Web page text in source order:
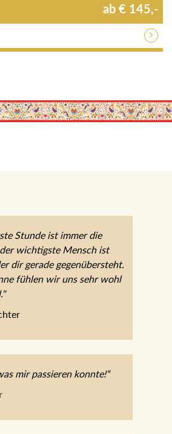
ab € 145,-
Stunde ist immer die
wichtigste Mensch ist
dir gerade gegenübersteht.
fühlen wir uns sehr wohl
mir passieren konnte!“